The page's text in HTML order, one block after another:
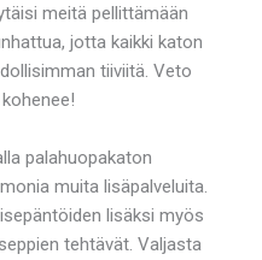
meitä pellittämään
jotta kaikki katon
tiiviitä. Veto
palahuopakaton
muita lisäpalveluita.
lisäksi myös
tehtävät. Valjasta